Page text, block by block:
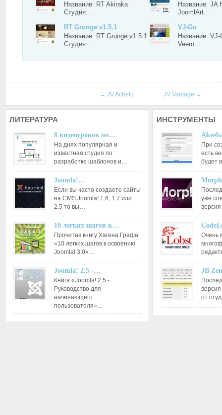
Название: RT Akiraka
Студия:…
Название: JA
JoomlArt…
RT Grunge v1.5.1
Название: RT Grunge v1.5.1
Студия:…
VJ-Go
Название:
Veero…
← JV Achelo JV Vantage →
ЛИТЕРАТУРА
8 видеоуроков по…
На днях популярная и
известная студия по
разработке шаблонов и…
Joomla!…
Если вы часто создаете сайты
на CMS Joomla! 1.6, 1.7 или
2.5 то вы…
10 легких шагов к…
Прочитав книгу Хагена Графа
«10 легких шагов к освоению
Joomla! 3.0»…
Joomla! 2.5 -…
Книга «Joomla! 2.5 -
Руководство для
начинающего
пользователя»…
ИНСТРУМЕНТЫ
При
есть
будет
уже
Очень
JB
от